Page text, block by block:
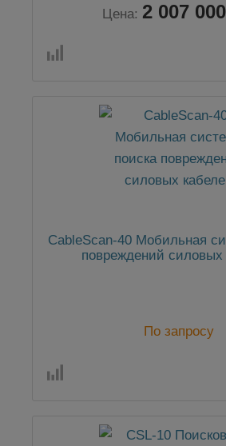
Цена: 2 007 000
CableScan-40 Мобильная
повреждений силовых
По запросу